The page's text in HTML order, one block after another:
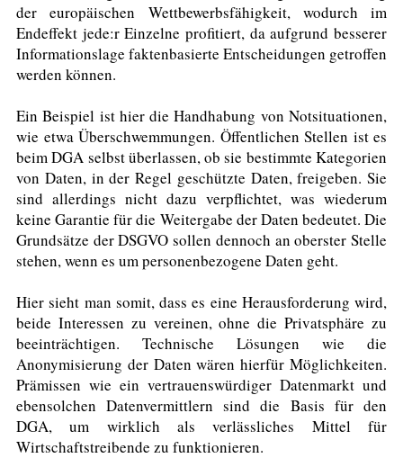
der europäischen Wettbewerbsfähigkeit, wodurch im
Endeffekt jede:r Einzelne profitiert, da aufgrund besserer
Informationslage faktenbasierte Entscheidungen getroffen
werden können.
Ein Beispiel ist hier die Handhabung von Notsituationen,
wie etwa Überschwemmungen. Öffentlichen Stellen ist es
beim DGA selbst überlassen, ob sie bestimmte Kategorien
von Daten, in der Regel geschützte Daten, freigeben. Sie
sind allerdings nicht dazu verpflichtet, was wiederum
keine Garantie für die Weitergabe der Daten bedeutet. Die
Grundsätze der DSGVO sollen dennoch an oberster Stelle
stehen, wenn es um personenbezogene Daten geht.
Hier sieht man somit, dass es eine Herausforderung wird,
beide Interessen zu vereinen, ohne die Privatsphäre zu
beeinträchtigen. Technische Lösungen wie die
Anonymisierung der Daten wären hierfür Möglichkeiten.
Prämissen wie ein vertrauenswürdiger Datenmarkt und
ebensolchen Datenvermittlern sind die Basis für den
DGA, um wirklich als verlässliches Mittel für
Wirtschaftstreibende zu funktionieren.